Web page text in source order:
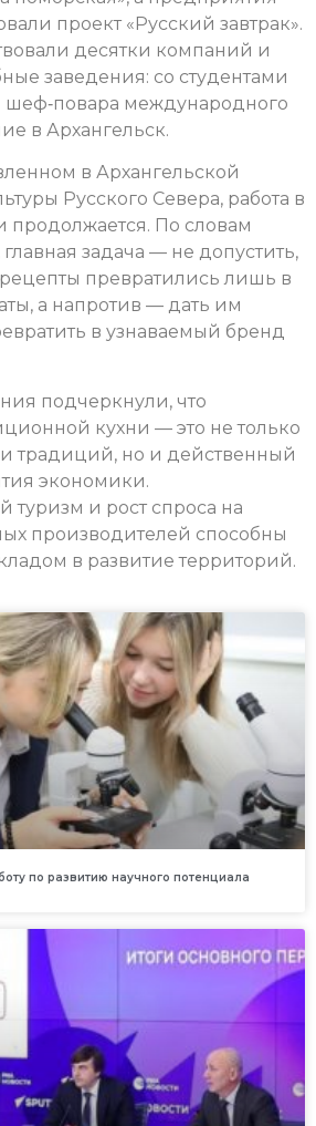
проект «Русский завтрак».
десятки компаний и
заведения: со студентами
международного
в Архангельск.
в Архангельской
Русского Севера, работа в
продолжается. По словам
задача — не допустить,
превратились лишь в
а напротив — дать им
в узнаваемый бренд
подчеркнули, что
кухни — это не только
традиций, но и действенный
экономики.
туризм и рост спроса на
производителей способны
в развитие территорий.
по развитию научного потенциала